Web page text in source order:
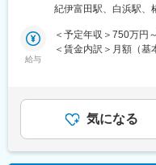
者も徐々に増えてきて
■入社後の流れ
OJT形式で業務を習得
当社の製品は、非常
す。IT資産管理ソフト
自社パッケージ100%
■採用背景
事業拡大とホールデ
■業務内容
経営層の意思決定を
紀伊富田駅、白浜駅、
給与
＜予定年収＞750万円
＜賃金内訳＞月額（
（6月、12月）賃金は
て上下する可能性が
です。
気になる